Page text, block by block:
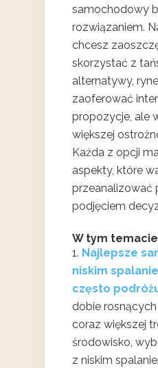
samochodowy
rozwiązaniem.
chcesz
skorzystać z
alternatywy,
zaoferować
propozycje, ale
większej
Każda z opcji
aspekty, które
przeanalizować
podjęciem
W tym
Najlepsze
niskim
często
dobie
coraz większej
środowisko,
z niskim